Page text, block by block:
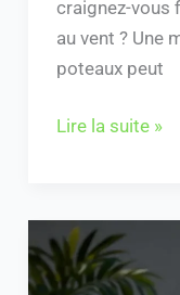
craignez-vous
au vent ? Une
poteaux peut
Lire la suite »
Branchement
radiateur